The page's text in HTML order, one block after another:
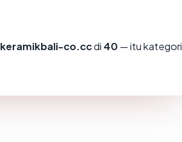
keramikbali-co.ccdi 40 — itu kategori